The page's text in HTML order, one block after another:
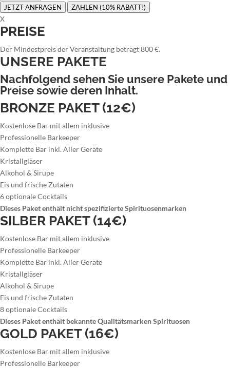
JETZT ANFRAGEN ZAHLEN (10% RABATT!)
X
PREISE
Der Mindestpreis der Veranstaltung beträgt 800 €.
UNSERE PAKETE
Nachfolgend sehen Sie unsere Pakete und
Preise sowie deren Inhalt.
BRONZE PAKET (12€)
Kostenlose Bar mit allem inklusive
Professionelle Barkeeper
Komplette Bar inkl. Aller Geräte
Kristallgläser
Alkohol & Sirupe
Eis und frische Zutaten
6 optionale Cocktails
Dieses Paket enthält nicht spezifizierte Spirituosenmarken
SILBER PAKET (14€)
Kostenlose Bar mit allem inklusive
Professionelle Barkeeper
Komplette Bar inkl. Aller Geräte
Kristallgläser
Alkohol & Sirupe
Eis und frische Zutaten
8 optionale Cocktails
Dieses Paket enthält bekannte Qualitätsmarken Spirituosen
GOLD PAKET (16€)
Kostenlose Bar mit allem inklusive
Professionelle Barkeeper